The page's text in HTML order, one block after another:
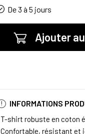
De 3 à 5 jours
Ajouter
INFORMATIONS
T-shirt robuste en coton
Confortable, résistant et